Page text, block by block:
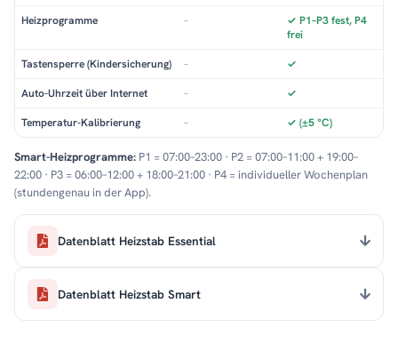
Heizprogramme –
✓ P1–P3 fest, P4
frei
Tastensperre (Kindersicherung) – ✓
Auto-Uhrzeit über Internet – ✓
Temperatur-Kalibrierung – ✓ (±5 °C)
Smart-Heizprogramme: P1 = 07:00–23:00 · P2 = 07:00–11:00 + 19:00–
22:00 · P3 = 06:00–12:00 + 18:00–21:00 · P4 = individueller Wochenplan
(stundengenau in der App).
Datenblatt Heizstab Essential
Datenblatt Heizstab Smart